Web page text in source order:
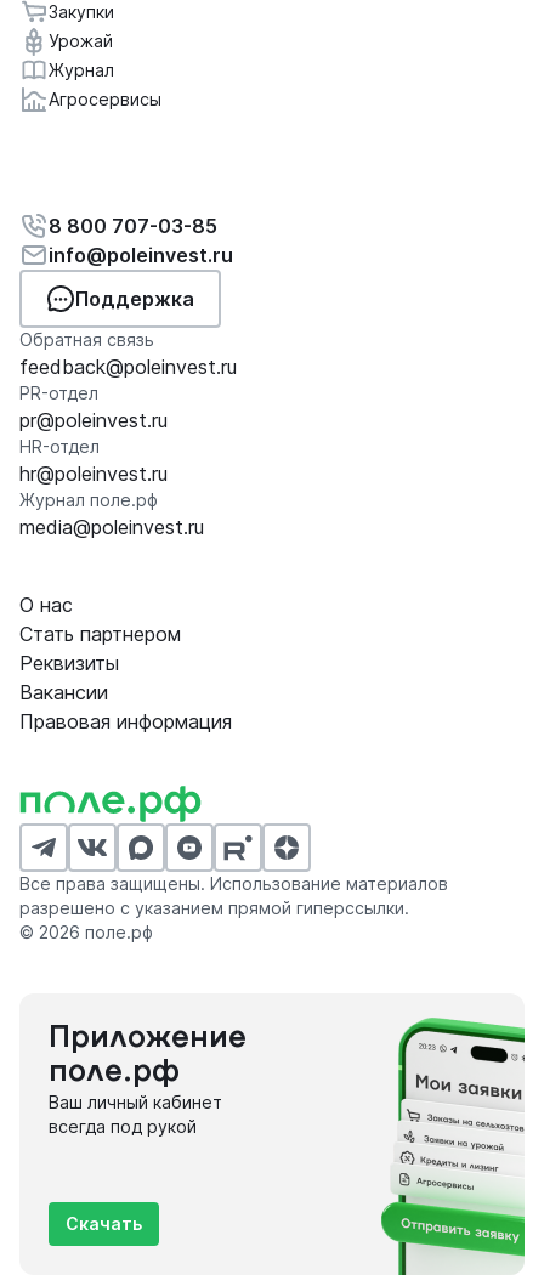
Закупки
Урожай
Журнал
Агросервисы
8 800 707-03-85
info@poleinvest.ru
Поддержка
Обратная связь
feedback@poleinvest.ru
PR-отдел
pr@poleinvest.ru
HR-отдел
hr@poleinvest.ru
Журнал поле.рф
media@poleinvest.ru
О нас
Стать партнером
Реквизиты
Вакансии
Правовая информация
Все права защищены. Использование материалов
разрешено с указанием прямой гиперссылки.
© 2026 поле.рф
Приложение
поле.рф
Ваш личный кабинет
всегда под рукой
Скачать